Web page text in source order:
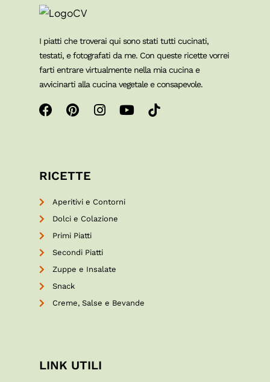
I piatti che troverai qui sono stati tutti cucinati,
testati, e fotografati da me. Con queste ricette vorrei
farti entrare virtualmente nella mia cucina e
avvicinarti alla cucina vegetale e consapevole.
RICETTE
Aperitivi e Contorni
Dolci e Colazione
Primi Piatti
Secondi Piatti
Zuppe e Insalate
Snack
Creme, Salse e Bevande
LINK UTILI